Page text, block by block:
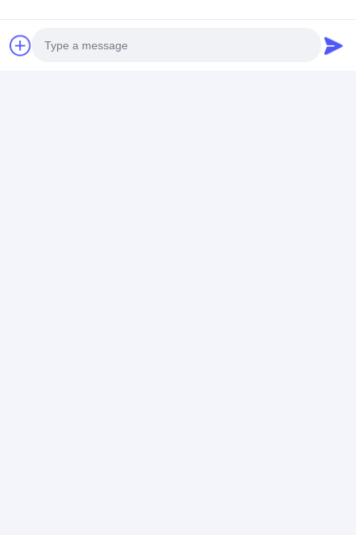
สวนอุตสาหกรรม Takfly ชุมชน Tongsheng ถนน Dalang